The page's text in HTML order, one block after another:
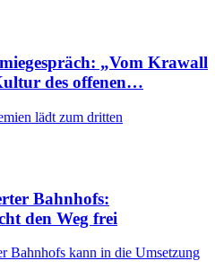
„Vom Krawall
des offenen…
lädt zum dritten
Bahnhofs:
den Weg frei
Bahnhofs kann in die Umsetzung